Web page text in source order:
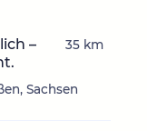
–
Sachsen
35 km